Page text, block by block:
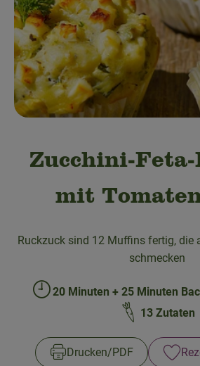
Obst & Gemüse
Bäckerei
Kühltheke
Speisekammer
Drogerie & Haushalt
🍎 Bio-Jobkiste
Über uns
Zucchini-
mit
Ruckzuck sind 12 Muffins fertig, die
schmecken
Zubreitungszeit:
20 Minuten + 25 Minuten
13 Zutaten
Drucken​/​PDF